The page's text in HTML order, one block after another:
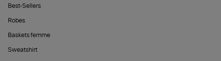
Best-Sellers
Robes
Baskets femme
Sweatshirt